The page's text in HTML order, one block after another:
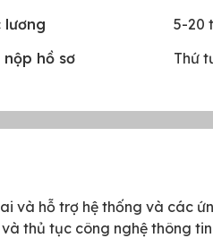
lương
5-20
nộp hồ sơ
Thứ
và hỗ trợ hệ thống và các
thủ tục công nghệ thông